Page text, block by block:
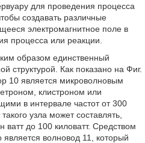
для проведения процесса
создавать различные
электромагнитное поле в
процесса или реакции.
образом единственный
структурой. Как показано на Фиг.
10 является микроволновым
клистроном или
в интервале частот от 300
узла может составлять,
ватт до 100 киловатт. Средством
является волновод 11, который